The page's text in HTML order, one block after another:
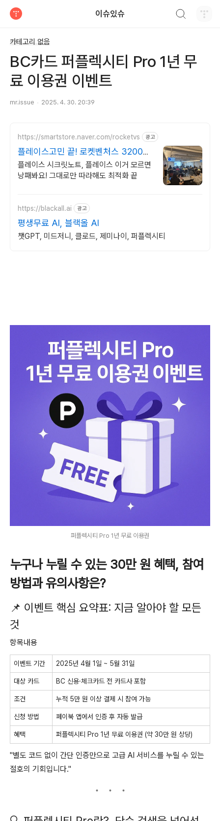
이슈있슈
카테고리 없음
BC카드 퍼플렉시티 Pro 1년 무
료 이용권 이벤트
mr.issue 2025. 4. 30. 20:39
https://smartstore.naver.com/rocketvs 광고
플레이스고민 끝! 로켓벤처스 3200+
사장님 극찬 리뷰
플레이스 시크릿노트, 플레이스 이거 모르면
낭패봐요! 그대로만 따라해도 최적화 끝
https://blackall.ai 광고
평생무료 AI, 블랙올 AI
챗GPT, 미드저니, 클로드, 제미나이, 퍼플렉시티
퍼플렉시티 Pro 1년 무료 이용권
누구나 누릴 수 있는 30만 원 혜택, 참여
방법과 유의사항은?
📌 이벤트 핵심 요약표: 지금 알아야 할 모든
것
항목내용
이벤트 기간 2025년 4월 1일 ~ 5월 31일
대상 카드 BC 신용·체크카드 전 카드사 포함
조건 누적 5만 원 이상 결제 시 참여 가능
신청 방법 페이북 앱에서 인증 후 자동 발급
혜택 퍼플렉시티 Pro 1년 무료 이용권 (약 30만 원 상당)
"별도 코드 없이 간단 인증만으로 고급 AI 서비스를 누릴 수 있는
절호의 기회입니다."